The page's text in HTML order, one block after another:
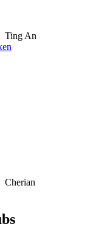
Ting An
Cherian